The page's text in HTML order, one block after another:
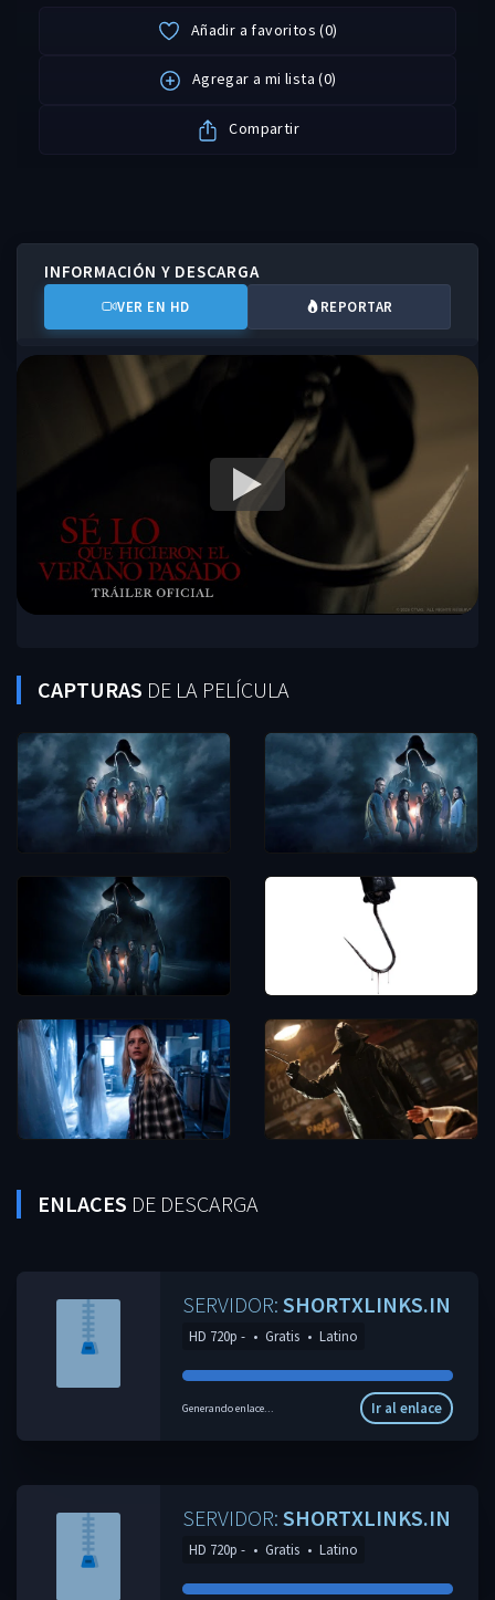
Añadir a favoritos (0)
Agregar a mi lista (0)
Compartir
INFORMACIÓN Y DESCARGA
VER EN HD REPORTAR
CAPTURAS DE LA PELÍCULA
ENLACES DE DESCARGA
SERVIDOR: SHORTXLINKS.IN
HD 720p - • Gratis • Latino
Generando enlace... Ir al enlace
SERVIDOR: SHORTXLINKS.IN
HD 720p - • Gratis • Latino